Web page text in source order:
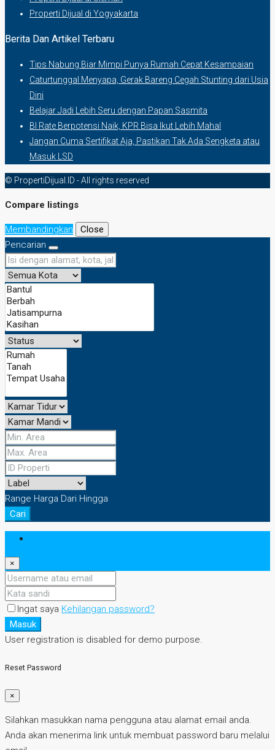
Properti Dijual di Yogyakarta
Berita Dan Artikel Terbaru
Tips Nabung Biar Mimpi Punya Rumah Cepat Kesampaian
Caturtunggal Menyapa, Gerak Bareng Cegah Stunting dari Usia
Dini
Belajar Jadi Lebih Seru dengan Papan Sasmita
BI Rate Berpotensi Naik, KPR Bisa Ikut Lebih Mahal
Jangan Cuma Sertifikat Aja, Pastikan Tak Ada Sengketa atau
Masuk LSD
© PropertiDijual.ID - All rights reserved
Compare listings
Membandingkan
Close
Pencarian
Range Harga Dari Hingga
Cari
×
Ingat saya Kehilangan password?
Masuk
User registration is disabled for demo purpose.
Reset Password
×
Silahkan masukkan nama pengguna atau alamat email anda.
Anda akan menerima link untuk membuat password baru melalui